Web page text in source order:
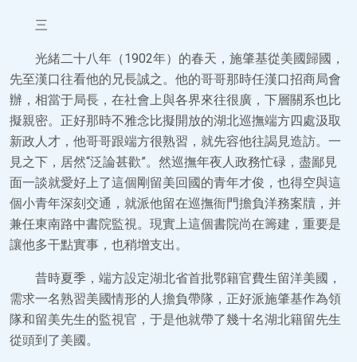
三
光緒二十八年（1902年）的春天，施肇基從美國歸國，
先至漢口往看他的兄長誠之。他的哥哥那時任漢口招商局會
辦，相當于局長，在社會上與各界來往很廣，下層關系也比
擬親密。正好那時不雅念比擬開放的湖北巡撫端方四處汲取
新政人才，他哥哥跟端方很熟習，就先容他往謁見造訪。一
見之下，居然“泛論甚歡”。然巡撫年夜人政務忙碌，盡鄙見
面一談就愛好上了這個剛留美回國的青年才俊，也得空與這
個小青年深刻交通，就派他留在巡撫衙門擔負洋務案牘，并
兼任東南路中書院監視。現實上這個書院尚在籌建，重要是
讓他多干點實事，也稍增支出。
昔時夏季，端方設定湖北省首批鄂籍官費生留洋美國，
需求一名熟習美國情形的人擔負帶隊，正好派施肇基作為領
隊和留美先生的監視官，于是他就帶了幾十名湖北籍留先生
從頭到了美國。